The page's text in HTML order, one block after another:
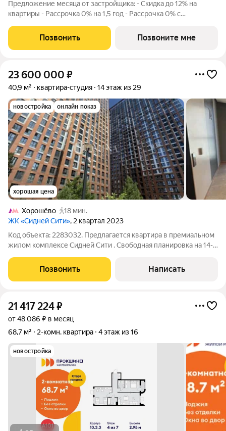
Предложение месяца от застройщика: - Скидка до 12% на
квартиры - Рассрочка 0% на 1,5 год - Рассрочка 0% с
7% на 7 лет - Семейная ипотека без удорожания, ставка 4% -
Ипотека для всех на весь
Позвонить Позвоните мне
23 600 000 ₽
40,9 м² квартира-студия 14 этаж из 29
новостройка онлайн показ
хорошая цена
Хорошёво
18 мин.
ЖК «Сидней Сити», 2 квартал 2023
Код объекта: 2283032. Предлагается квартира в премиальном
жилом комплексе Сидней Сити . Свободная планировка на 14-м
набережной отличная база для стильной квартиры с
ощущением воздуха и света:
Позвонить Написать
21 417 224₽
от 48 086 ₽ в месяц
68,7 м²
2-комн. квартира 4 этаж из 16
новостройка